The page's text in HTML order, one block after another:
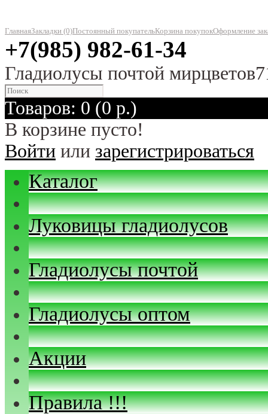
ГлавнаяЗакладки (0)Постоянный покупательКорзина покупокОформление
+7(985) 982-61-34
Гладиолусы почтой
Товаров: 0 (0 р.)
В корзине пусто!
Войти или зарегистрироваться
Каталог
Луковицы гладиолусов
Гладиолусы почтой
Гладиолусы оптом
Акции
Правила !!!